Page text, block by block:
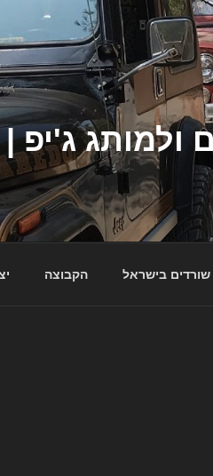
שורדים בישראל הקבוצה